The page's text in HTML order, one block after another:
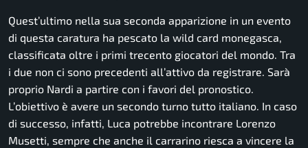
Quest’ultimo nella sua seconda apparizione in un evento
di questa caratura ha pescato la wild card monegasca,
classificata oltre i primi trecento giocatori del mondo. Tra
i due non ci sono precedenti all’attivo da registrare. Sarà
proprio Nardi a partire con i favori del pronostico.
L’obiettivo è avere un secondo turno tutto italiano. In caso
di successo, infatti, Luca potrebbe incontrare Lorenzo
Musetti, sempre che anche il carrarino riesca a vincere la